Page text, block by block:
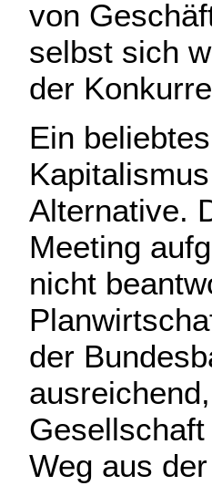
von
selbst sich
der
Ein
Alternative.
Meeting
nicht
der
Weg aus